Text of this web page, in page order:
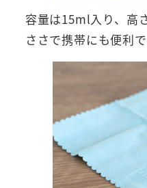
容量は15ml入り、高
ささで携帯にも便利で